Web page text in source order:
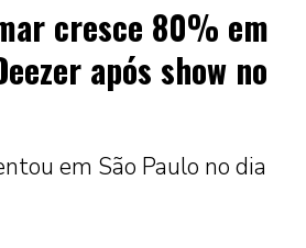
cresce 80% em
após show no
em São Paulo no dia